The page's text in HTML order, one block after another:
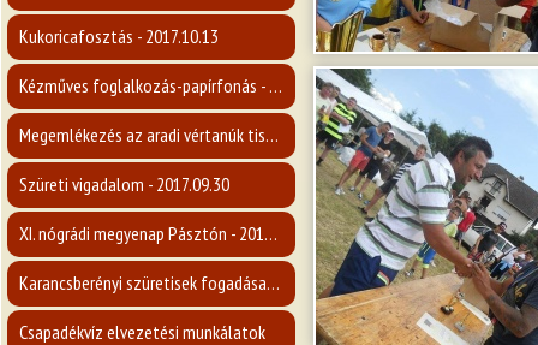
Kukoricafosztás - 2017.10.13
Kézműves foglalkozás-papírfonás - 2017.10.08.
Megemlékezés az aradi vértanúk tiszteletére - 2017.10.06
Szüreti vigadalom - 2017.09.30
XI. nógrádi megyenap Pásztón - 2017.09.23
Karancsberényi szüretisek fogadása - 2017.09.16
Csapadékvíz elvezetési munkálatok